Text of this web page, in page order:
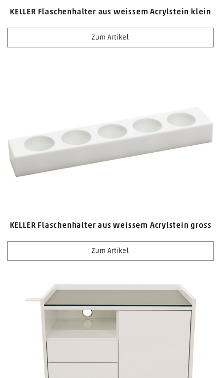
KELLER Flaschenhalter aus weissem Acrylstein klein
Zum Artikel
KELLER Flaschenhalter aus weissem Acrylstein gross
Zum Artikel